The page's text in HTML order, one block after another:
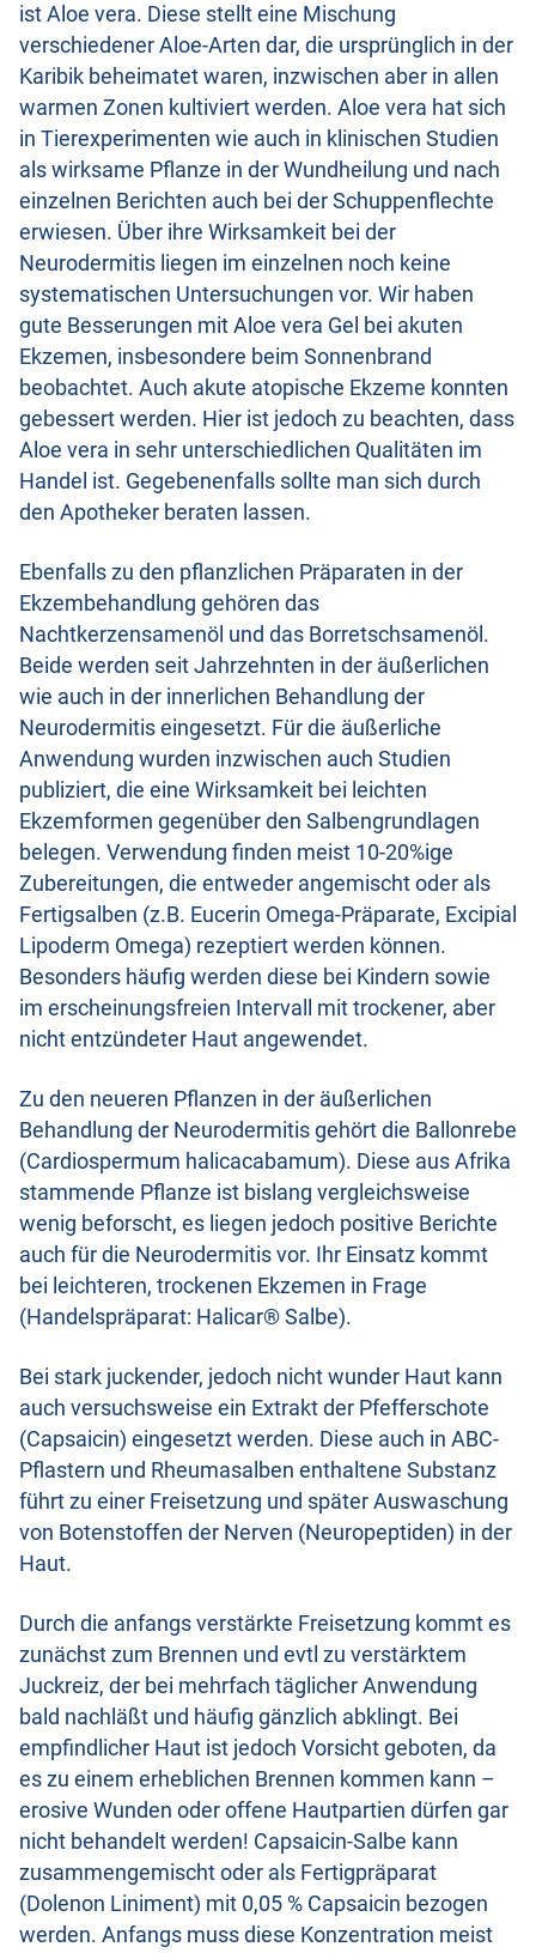
ist Aloe vera. Diese stellt eine Mischung
verschiedener Aloe-Arten dar, die ursprünglich in der
Karibik beheimatet waren, inzwischen aber in allen
warmen Zonen kultiviert werden. Aloe vera hat sich
in Tierexperimenten wie auch in klinischen Studien
als wirksame Pflanze in der Wundheilung und nach
einzelnen Berichten auch bei der Schuppenflechte
erwiesen. Über ihre Wirksamkeit bei der
Neurodermitis liegen im einzelnen noch keine
systematischen Untersuchungen vor. Wir haben
gute Besserungen mit Aloe vera Gel bei akuten
Ekzemen, insbesondere beim Sonnenbrand
beobachtet. Auch akute atopische Ekzeme konnten
gebessert werden. Hier ist jedoch zu beachten, dass
Aloe vera in sehr unterschiedlichen Qualitäten im
Handel ist. Gegebenenfalls sollte man sich durch
den Apotheker beraten lassen.
Ebenfalls zu den pflanzlichen Präparaten in der
Ekzembehandlung gehören das
Nachtkerzensamenöl und das Borretschsamenöl.
Beide werden seit Jahrzehnten in der äußerlichen
wie auch in der innerlichen Behandlung der
Neurodermitis eingesetzt. Für die äußerliche
Anwendung wurden inzwischen auch Studien
publiziert, die eine Wirksamkeit bei leichten
Ekzemformen gegenüber den Salbengrundlagen
belegen. Verwendung finden meist 10-20%ige
Zubereitungen, die entweder angemischt oder als
Fertigsalben (z.B. Eucerin Omega-Präparate, Excipial
Lipoderm Omega) rezeptiert werden können.
Besonders häufig werden diese bei Kindern sowie
im erscheinungsfreien Intervall mit trockener, aber
nicht entzündeter Haut angewendet.
Zu den neueren Pflanzen in der äußerlichen
Behandlung der Neurodermitis gehört die Ballonrebe
(Cardiospermum halicacabamum). Diese aus Afrika
stammende Pflanze ist bislang vergleichsweise
wenig beforscht, es liegen jedoch positive Berichte
auch für die Neurodermitis vor. Ihr Einsatz kommt
bei leichteren, trockenen Ekzemen in Frage
(Handelspräparat: Halicar® Salbe).
Bei stark juckender, jedoch nicht wunder Haut kann
auch versuchsweise ein Extrakt der Pfefferschote
(Capsaicin) eingesetzt werden. Diese auch in ABC-
Pflastern und Rheumasalben enthaltene Substanz
führt zu einer Freisetzung und später Auswaschung
von Botenstoffen der Nerven (Neuropeptiden) in der
Haut.
Durch die anfangs verstärkte Freisetzung kommt es
zunächst zum Brennen und evtl zu verstärktem
Juckreiz, der bei mehrfach täglicher Anwendung
bald nachläßt und häufig gänzlich abklingt. Bei
empfindlicher Haut ist jedoch Vorsicht geboten, da
es zu einem erheblichen Brennen kommen kann –
erosive Wunden oder offene Hautpartien dürfen gar
nicht behandelt werden! Capsaicin-Salbe kann
zusammengemischt oder als Fertigpräparat
(Dolenon Liniment) mit 0,05 % Capsaicin bezogen
werden. Anfangs muss diese Konzentration meist